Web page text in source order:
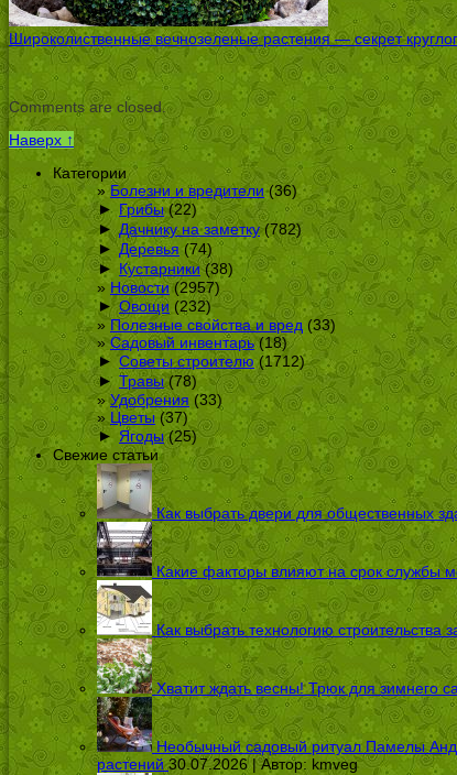
Широколиственные вечнозеленые растения — секрет
Comments are closed.
Наверх ↑
Категории
Болезни и вредители(36)
► Грибы(22)
► Дачнику на заметку(782)
► Деревья (74)
► Кустарники(38)
Новости(2957)
► Овощи (232)
Полезные свойства и вред (33)
Садовый инвентарь(18)
► Советы строителю(1712)
► Травы(78)
Удобрения (33)
Цветы(37)
► Ягоды(25)
Свежие статьи
Как выбрать двери для общественных
Какие факторы влияют на срок службы
Как выбрать технологию строительства
Хватит ждать весны! Трюк для зимнего
Необычный садовый ритуал Памелы
растений 30.07.2026 | Автор: kmveg